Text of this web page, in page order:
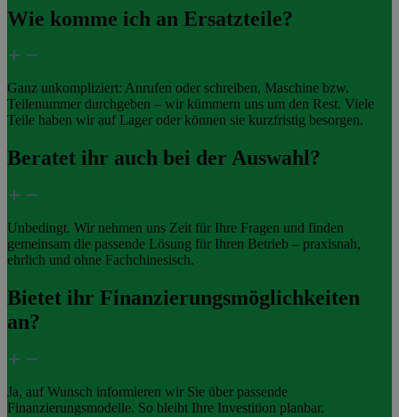
Wie komme ich an Ersatzteile?
Ganz unkompliziert: Anrufen oder schreiben, Maschine bzw.
Teilenummer durchgeben – wir kümmern uns um den Rest. Viele
Teile haben wir auf Lager oder können sie kurzfristig besorgen.
Beratet ihr auch bei der Auswahl?
Unbedingt. Wir nehmen uns Zeit für Ihre Fragen und finden
gemeinsam die passende Lösung für Ihren Betrieb – praxisnah,
ehrlich und ohne Fachchinesisch.
Bietet ihr Finanzierungsmöglichkeiten
an?
Ja, auf Wunsch informieren wir Sie über passende
Finanzierungsmodelle. So bleibt Ihre Investition planbar.